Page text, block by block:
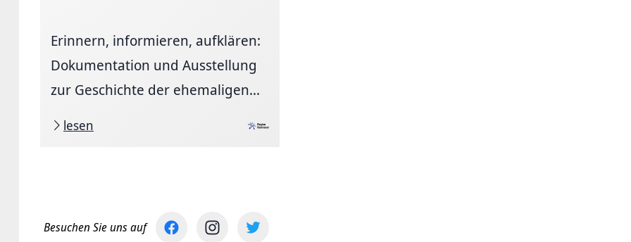
Erinnern, informieren, aufklären:
Dokumentation und Ausstellung
zur Geschichte der ehemaligen...
lesen
Besuchen Sie uns auf